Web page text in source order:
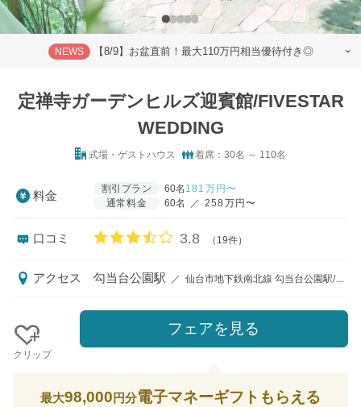
NEWS 【8/9】お盆直前！最大110万円相当優待付き◎
定禅寺ガーデンヒルズ迎賓館/FIVESTAR
WEDDING
式場・ゲストハウス 着席：30名 ～ 110名
料金
割引プラン 60名 181 万円〜
通常料金
60名 ／ 258万円〜
口コミ 口コミ評価
3.8 （19件）
アクセス 勾当台公園駅 ／ 仙台市地下鉄南北線 勾当台公園駅/徒歩8分 ＪＲ新幹線・在来線仙台駅東口より定禅寺ガーデンヒルズ迎賓館無料シャトルバスで10分
クリップ
フェアを見る
最大98,000 円分電子マネーギフトもらえる